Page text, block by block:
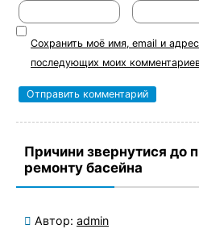
Сохранить моё имя, email и
последующих моих
Причини звернутися до
ремонту басейна
Автор: admin